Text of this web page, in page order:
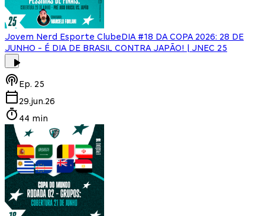
Jovem Nerd Esporte ClubeDIA #18 DA COPA 2026: 28 DE
JUNHO - É DIA DE BRASIL CONTRA JAPÃO! | JNEC 25
Ep. 25
29.jun.26
44 min